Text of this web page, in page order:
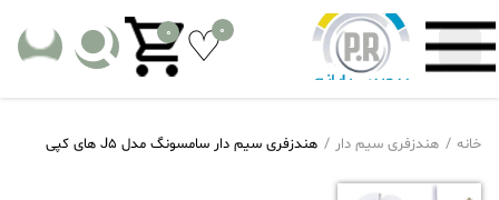
0
0
خانه هندزفری سیم دار هندزفری سیم دار سامسونگ مدل J5 های کپی